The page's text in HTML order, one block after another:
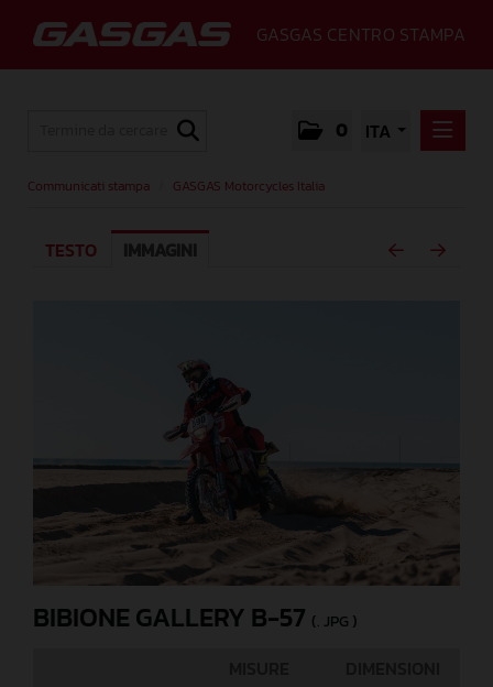
GASGAS CENTRO STAMPA
0 ITA
MEDIA
Communicati stampa GASGAS Motorcycles Italia
TESTO IMMAGINI
BIBIONE GALLERY B-57 (. JPG )